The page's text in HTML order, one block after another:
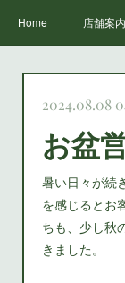
Home 店舗案
2024.08.08
お盆
暑い日々が続
を感じるとお
ちも、少し秋
きました。